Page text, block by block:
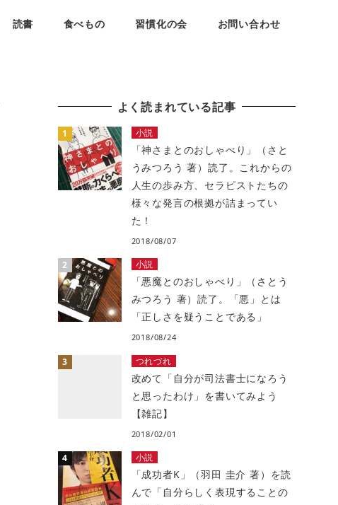
読書 食べもの 習慣化の会 お問い合わせ
よく読まれている記事
小説
「神さまとのおしゃべり」（さと
うみつろう 著）読了。これからの
人生の歩み方、セラピストたちの
様々な発言の根拠が詰まってい
た！
2018/08/07
小説
「悪魔とのおしゃべり」（さとう
みつろう 著）読了。「悪」とは
「正しさを疑うことである」
2018/08/24
つれづれ
改めて「自分が司法書士になろう
と思ったわけ」を書いてみよう
【雑記】
2018/02/01
小説
「成功者K」（羽田 圭介 著）を読
んで「自分らしく表現することの